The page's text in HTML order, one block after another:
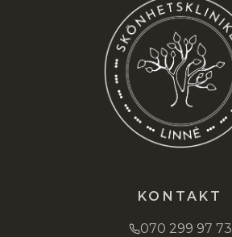
KONTAKT
070 299 97 73